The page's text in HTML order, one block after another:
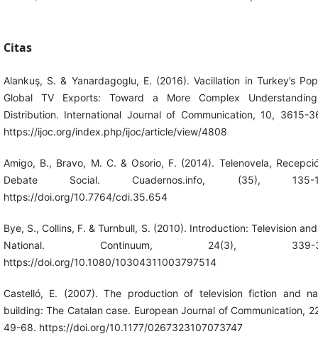
Citas
Alankuş, S. & Yanardagoglu, E. (2016). Vacillation in Turkey’s
Global TV Exports: Toward a More Complex
Distribution. International Journal of Communication, 10, 3615-
https://ijoc.org/index.php/ijoc/article/view/4808
Amigo, B., Bravo, M. C. & Osorio, F. (2014). Telenovela,
Debate Social. Cuadernos.info, (35), 135-
https://doi.org/10.7764/cdi.35.654
Bye, S., Collins, F. & Turnbull, S. (2010). Introduction: Television
National. Continuum, 24(3), 339-
https://doi.org/10.1080/10304311003797514
Castelló, E. (2007). The production of television fiction and
building: The Catalan case. European Journal of Communication,
49-68. https://doi.org/10.1177/0267323107073747